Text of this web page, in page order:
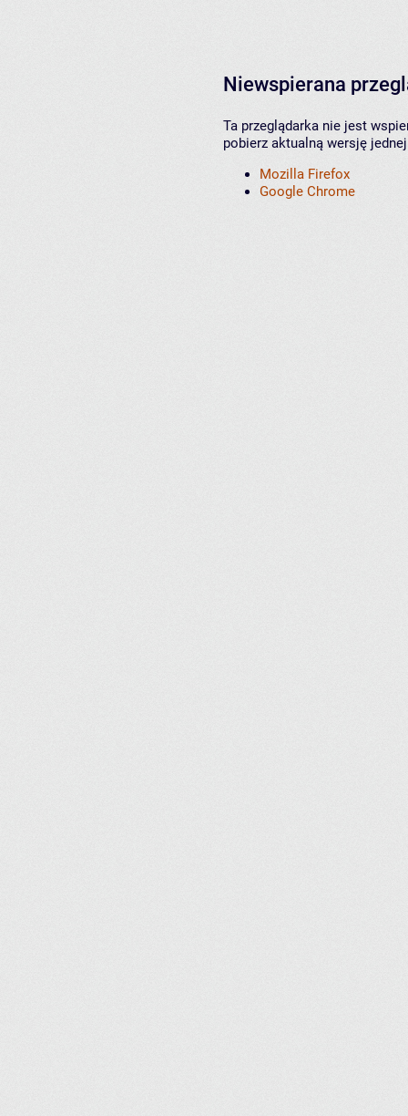
Niewspierana
Ta przeglądarka nie jest
pobierz aktualną wersję
Mozilla Firefox
Google Chrome